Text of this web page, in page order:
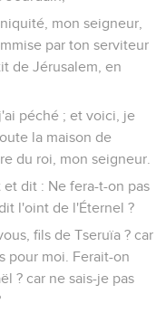
mon seigneur,
par ton serviteur
de Jérusalem, en
péché ; et voici, je
la maison de
du roi, mon seigneur.
dit : Ne fera-t-on pas
l'oint de l'Éternel ?
fils de Tseruïa ? car
pour moi. Ferait-on
? car ne sais-je pas